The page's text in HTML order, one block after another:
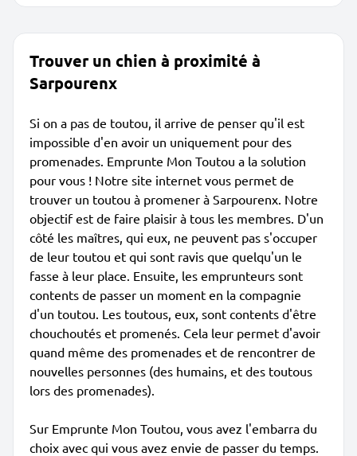
Trouver un chien à proximité à
Sarpourenx
Si on a pas de toutou, il arrive de penser qu'il est
impossible d'en avoir un uniquement pour des
promenades. Emprunte Mon Toutou a la solution
pour vous ! Notre site internet vous permet de
trouver un toutou à promener à Sarpourenx. Notre
objectif est de faire plaisir à tous les membres. D'un
côté les maîtres, qui eux, ne peuvent pas s'occuper
de leur toutou et qui sont ravis que quelqu'un le
fasse à leur place. Ensuite, les emprunteurs sont
contents de passer un moment en la compagnie
d'un toutou. Les toutous, eux, sont contents d'être
chouchoutés et promenés. Cela leur permet d'avoir
quand même des promenades et de rencontrer de
nouvelles personnes (des humains, et des toutous
lors des promenades).
Sur Emprunte Mon Toutou, vous avez l'embarra du
choix avec qui vous avez envie de passer du temps.